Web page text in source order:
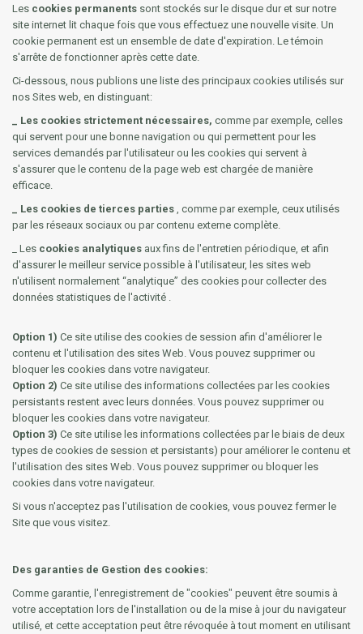
Les cookies permanents sont stockés sur le disque dur et sur notre
site internet lit chaque fois que vous effectuez une nouvelle visite. Un
cookie permanent est un ensemble de date d'expiration. Le témoin
s'arrête de fonctionner après cette date.
Ci-dessous, nous publions une liste des principaux cookies utilisés sur
nos Sites web, en distinguant:
_ Les cookies strictement nécessaires, comme par exemple, celles
qui servent pour une bonne navigation ou qui permettent pour les
services demandés par l'utilisateur ou les cookies qui servent à
s'assurer que le contenu de la page web est chargée de manière
efficace.
_ Les cookies de tierces parties , comme par exemple, ceux utilisés
par les réseaux sociaux ou par contenu externe complète.
_ Les cookies analytiques aux fins de l'entretien périodique, et afin
d'assurer le meilleur service possible à l'utilisateur, les sites web
n'utilisent normalement “analytique” des cookies pour collecter des
données statistiques de l'activité .
Option 1) Ce site utilise des cookies de session afin d'améliorer le
contenu et l'utilisation des sites Web. Vous pouvez supprimer ou
bloquer les cookies dans votre navigateur.
Option 2) Ce site utilise des informations collectées par les cookies
persistants restent avec leurs données. Vous pouvez supprimer ou
bloquer les cookies dans votre navigateur.
Option 3) Ce site utilise les informations collectées par le biais de deux
types de cookies de session et persistants) pour améliorer le contenu et
l'utilisation des sites Web. Vous pouvez supprimer ou bloquer les
cookies dans votre navigateur.
Si vous n'acceptez pas l'utilisation de cookies, vous pouvez fermer le
Site que vous visitez.
Des garanties de Gestion des cookies:
Comme garantie, l'enregistrement de "cookies" peuvent être soumis à
votre acceptation lors de l'installation ou de la mise à jour du navigateur
utilisé, et cette acceptation peut être révoquée à tout moment en utilisant